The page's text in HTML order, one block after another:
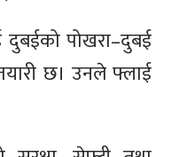
दुबईको पोखरा–दुबई
छ। उनले फ्लाई